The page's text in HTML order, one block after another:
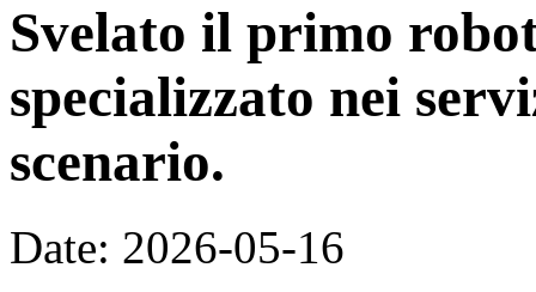
Svelato il primo
specializzato nei
scenario.
Date: 2026-05-16